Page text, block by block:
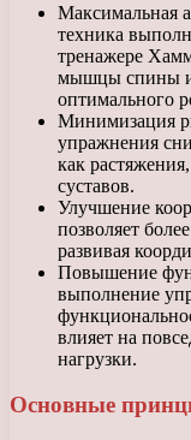
Максимальная
техника
тренажере
мышцы спины и
оптимального
Минимизация
упражнения
как
суставов.
Улучшение
позволяет
развивая
Повышение
выполнение
влияет на
нагрузки.
Основные